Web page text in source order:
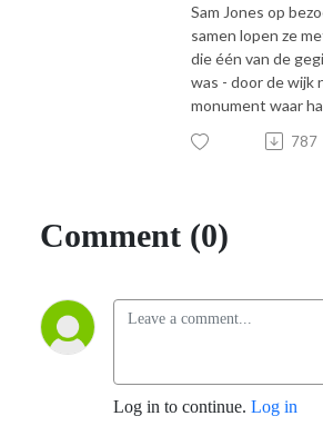
Sam Jones op
samen lopen ze
die één van de
was - door de wijk
monument waar
787
Comment (0)
Log in to continue. Log in